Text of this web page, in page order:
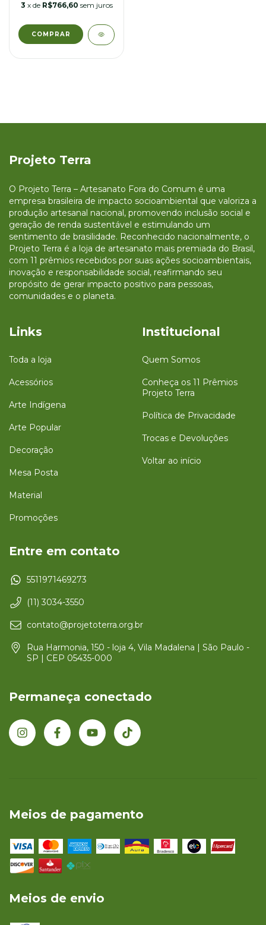
3 x de R$766,60 sem juros
Projeto Terra
O Projeto Terra – Artesanato Fora do Comum é uma
empresa brasileira de impacto socioambiental que valoriza a
produção artesanal nacional, promovendo inclusão social e
geração de renda sustentável e estimulando um
sentimento de brasilidade. Reconhecido nacionalmente, o
Projeto Terra é a loja de artesanato mais premiada do Brasil,
com 11 prêmios recebidos por suas ações socioambientais,
inovação e responsabilidade social, reafirmando seu
propósito de gerar impacto positivo para pessoas,
comunidades e o planeta.
Links
Toda a loja
Acessórios
Arte Indígena
Arte Popular
Decoração
Mesa Posta
Material
Promoções
Institucional
Quem Somos
Conheça os 11 Prêmios
Projeto Terra
Política de Privacidade
Trocas e Devoluções
Voltar ao início
Entre em contato
5511971469273
(11) 3034-3550
contato@projetoterra.org.br
Rua Harmonia, 150 - loja 4, Vila Madalena | São Paulo -
SP | CEP 05435-000
Permaneça conectado
Meios de pagamento
Meios de envio